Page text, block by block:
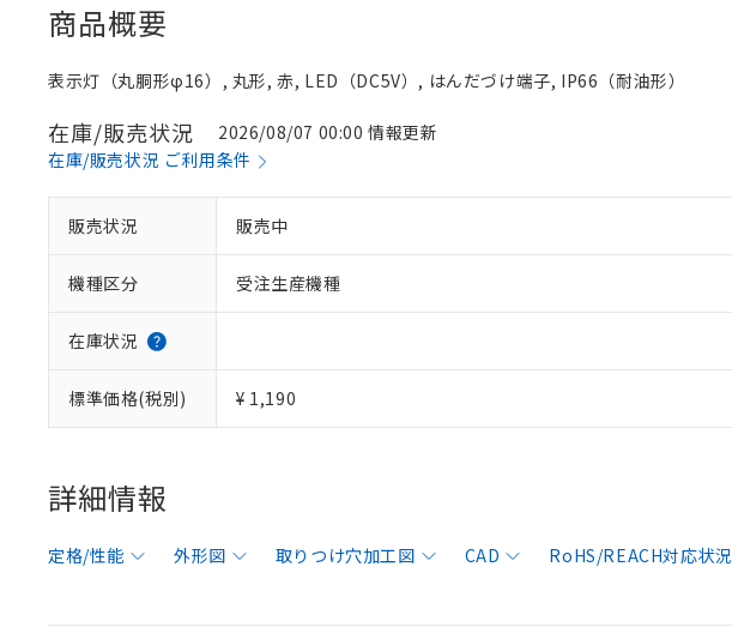
商品概要
表示灯（丸胴形φ16）, 丸形, 赤, LED（DC5V）, はんだづけ端子, IP66（耐油形）
在庫/販売状況
2026/08/07 00:00 情報更新
在庫/販売状況 ご利用条件
販売状況 販売中
機種区分 受注生産機種
在庫状況
標準価格(税別) ¥ 1,190
詳細情報
定格/性能 外形図 取りつけ穴加工図 CAD RoHS/REACH対応状況